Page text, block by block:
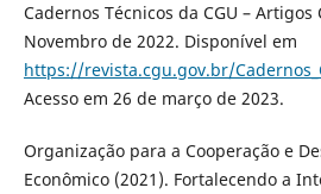
Cadernos Técnicos da CGU – Artigos
Novembro de 2022. Disponível em
https://revista.cgu.gov.br/
Acesso em 26 de março de 2023.
Organização para a Cooperação e
Econômico (2021). Fortalecendo a